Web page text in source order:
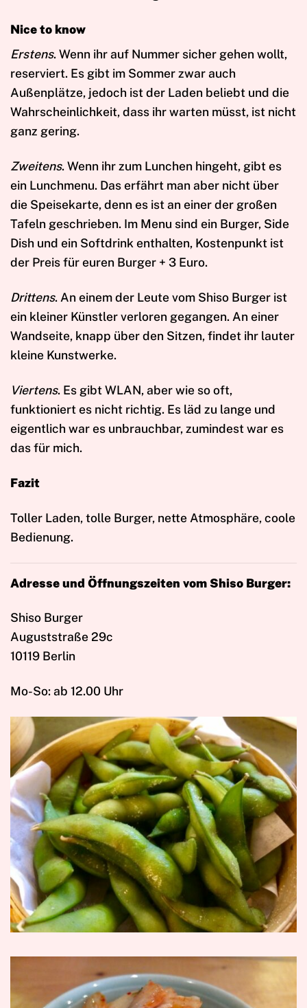
Nice to know
Erstens. Wenn ihr auf Nummer sicher gehen wollt,
reserviert. Es gibt im Sommer zwar auch
Außenplätze, jedoch ist der Laden beliebt und die
Wahrscheinlichkeit, dass ihr warten müsst, ist nicht
ganz gering.
Zweitens. Wenn ihr zum Lunchen hingeht, gibt es
ein Lunchmenu. Das erfährt man aber nicht über
die Speisekarte, denn es ist an einer der großen
Tafeln geschrieben. Im Menu sind ein Burger, Side
Dish und ein Softdrink enthalten, Kostenpunkt ist
der Preis für euren Burger + 3 Euro.
Drittens. An einem der Leute vom Shiso Burger ist
ein kleiner Künstler verloren gegangen. An einer
Wandseite, knapp über den Sitzen, findet ihr lauter
kleine Kunstwerke.
Viertens. Es gibt WLAN, aber wie so oft,
funktioniert es nicht richtig. Es läd zu lange und
eigentlich war es unbrauchbar, zumindest war es
das für mich.
Fazit
Toller Laden, tolle Burger, nette Atmosphäre, coole
Bedienung.
Adresse und Öffnungszeiten vom Shiso Burger:
Shiso Burger
Auguststraße 29c
10119 Berlin
Mo-So: ab 12.00 Uhr